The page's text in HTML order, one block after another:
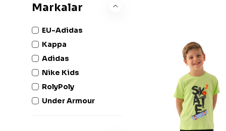
Markalar
EU-Adidas
Kappa
Adidas
Nike Kids
RolyPoly
Under Armour